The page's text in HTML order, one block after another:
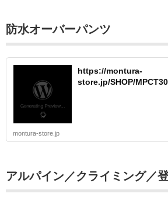
防水オーバーパンツ
https://montura-
store.jp/SHOP/
montura-store.jp
アルパイン／クライミング／